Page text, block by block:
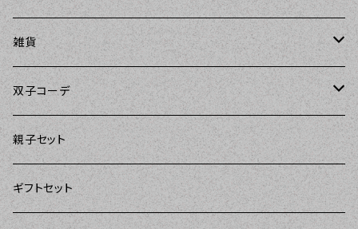
Carolyn's Kitchen（キャロリンズキッチン）
Sugar baby aprons（シュガーベイビー）
DII（ディーアイアイ）
MOZI（モジ）
amorico（アモリコ）
The Sunday Girl（ザサンデーガール）
ASD Living（エーエスディーリビング）
Kitsch'n Glam（キッチングラム）
DII（ディーアイアイ）
エプロン
Kitsch'n Glam（キッチングラム）
Sierra Rose（シエラローズ）
DII（ディーアイアイ）
amorico（アモリコ）
雑貨
amorico（アモリコ）
雑貨
amorico（アモリコ）
The Sunday Girl（ザサンデーガール）
DII（ディーアイアイ）
双子コーデ
The Sunday Girl（サンデーガール）
親子セット
ギフトセット